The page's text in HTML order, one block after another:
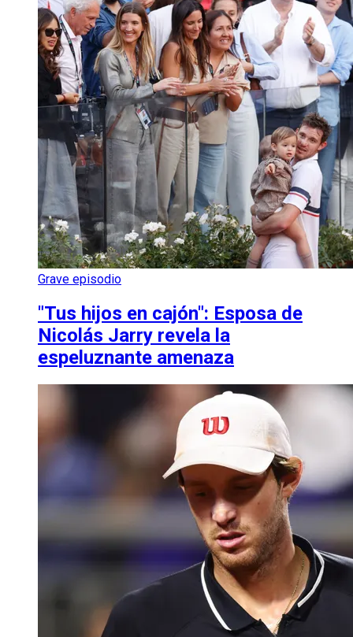
Grave episodio
"Tus hijos en cajón": Esposa de
Nicolás Jarry revela la
espeluznante amenaza